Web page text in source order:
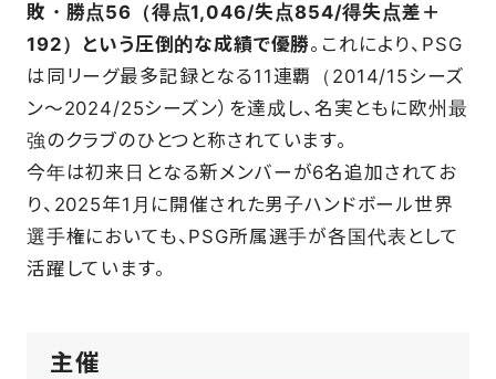
敗・勝点56（得点1,046/失点854/得失点差＋
192）という圧倒的な成績で優勝。これにより、PSG
は同リーグ最多記録となる11連覇（2014/15シーズ
ン〜2024/25シーズン）を達成し、名実ともに欧州最
強のクラブのひとつと称されています。
今年は初来日となる新メンバーが6名追加されてお
り、2025年1月に開催された男子ハンドボール世界
選手権においても、PSG所属選手が各国代表として
活躍しています。
主催